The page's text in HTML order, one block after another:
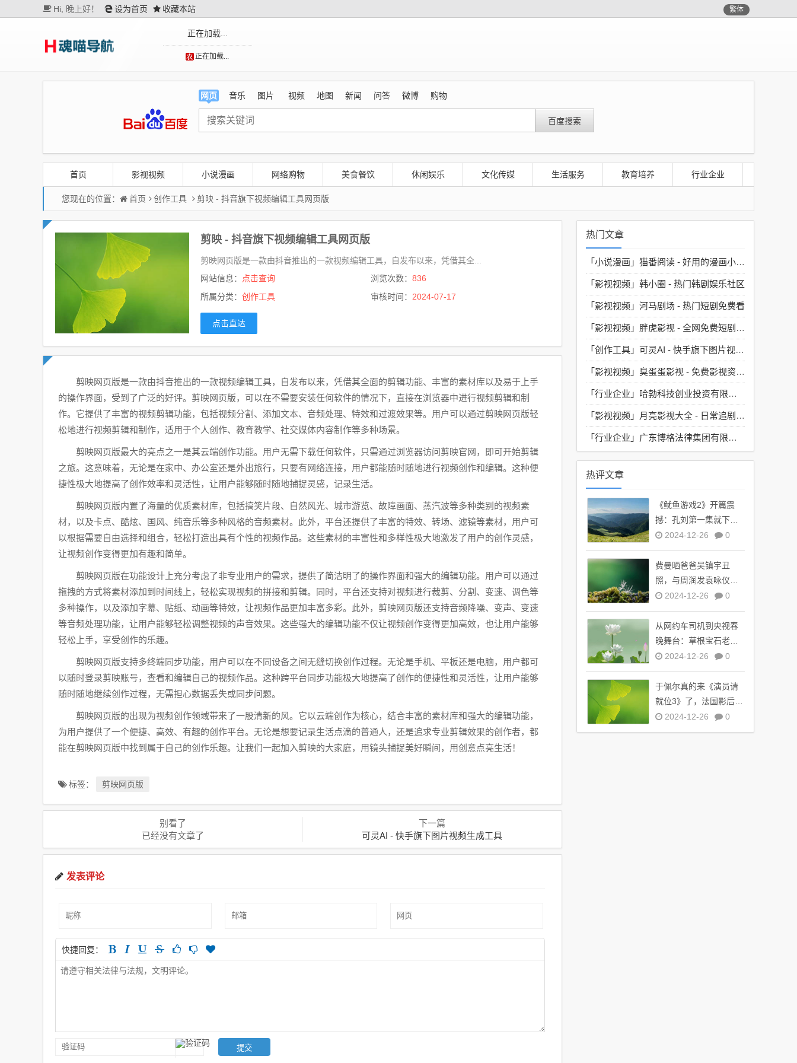
Hi, 晚上好！ 设为首页 收藏本站 繁体
正在加载...
正在加载...
网页 音乐 图片 视频 地图 新闻 问答 微博 购物
首页 影视视频 小说漫画 网络购物 美食餐饮 休闲娱乐 文化传媒 生活服务 教育培养 行业企业
您现在的位置： 首页 创作工具 剪映 - 抖音旗下视频编辑工具网页版
剪映 - 抖音旗下视频编辑工具网页版
剪映网页版是一款由抖音推出的一款视频编辑工具，自发布以来，凭借其全...
网站信息：
点击查询 浏览次数： 836
所属分类： 创作工具 审核时间： 2024-07-17
点击直达
剪映网页版是一款由抖音推出的一款视频编辑工具，自发布以来，凭借其全面的剪辑功能、丰富的素材库以及易于上手
的操作界面，受到了广泛的好评。剪映网页版，可以在不需要安装任何软件的情况下，直接在浏览器中进行视频剪辑和制
作。它提供了丰富的视频剪辑功能，包括视频分割、添加文本、音频处理、特效和过渡效果等。用户可以通过剪映网页版轻
松地进行视频剪辑和制作，适用于个人创作、教育教学、社交媒体内容制作等多种场景。
剪映网页版最大的亮点之一是其云端创作功能。用户无需下载任何软件，只需通过浏览器访问剪映官网，即可开始剪辑
之旅。这意味着，无论是在家中、办公室还是外出旅行，只要有网络连接，用户都能随时随地进行视频创作和编辑。这种便
捷性极大地提高了创作效率和灵活性，让用户能够随时随地捕捉灵感，记录生活。
剪映网页版内置了海量的优质素材库，包括搞笑片段、自然风光、城市游览、故障画面、蒸汽波等多种类别的视频素
材，以及卡点、酷炫、国风、纯音乐等多种风格的音频素材。此外，平台还提供了丰富的特效、转场、滤镜等素材，用户可
以根据需要自由选择和组合，轻松打造出具有个性的视频作品。这些素材的丰富性和多样性极大地激发了用户的创作灵感，
让视频创作变得更加有趣和简单。
剪映网页版在功能设计上充分考虑了非专业用户的需求，提供了简洁明了的操作界面和强大的编辑功能。用户可以通过
拖拽的方式将素材添加到时间线上，轻松实现视频的拼接和剪辑。同时，平台还支持对视频进行裁剪、分割、变速、调色等
多种操作，以及添加字幕、贴纸、动画等特效，让视频作品更加丰富多彩。此外，剪映网页版还支持音频降噪、变声、变速
等音频处理功能，让用户能够轻松调整视频的声音效果。这些强大的编辑功能不仅让视频创作变得更加高效，也让用户能够
轻松上手，享受创作的乐趣。
剪映网页版支持多终端同步功能，用户可以在不同设备之间无缝切换创作过程。无论是手机、平板还是电脑，用户都可
以随时登录剪映账号，查看和编辑自己的视频作品。这种跨平台同步功能极大地提高了创作的便捷性和灵活性，让用户能够
随时随地继续创作过程，无需担心数据丢失或同步问题。
剪映网页版的出现为视频创作领域带来了一股清新的风。它以云端创作为核心，结合丰富的素材库和强大的编辑功能，
为用户提供了一个便捷、高效、有趣的创作平台。无论是想要记录生活点滴的普通人，还是追求专业剪辑效果的创作者，都
能在剪映网页版中找到属于自己的创作乐趣。让我们一起加入剪映的大家庭，用镜头捕捉美好瞬间，用创意点亮生活！
标签： 剪映网页版
别看了
已经没有文章了
下一篇
可灵AI - 快手旗下图片视频生成工具
发表评论
快捷回复：
热门文章
「小说漫画」 猫番阅读 - 好用的漫画小说神器
「影视视频」 韩小圈 - 热门韩剧娱乐社区
「影视视频」 河马剧场 - 热门短剧免费看
「影视视频」 胖虎影视 - 全网免费短剧大全
「创作工具」 可灵AI - 快手旗下图片视频生成工具
「影视视频」 臭蛋蛋影视 - 免费影视资源汇聚地
「行业企业」 哈勃科技创业投资有限公司
「影视视频」 月亮影视大全 - 日常追剧必备的神器
「行业企业」 广东博格法律集团有限公司
热评文章
《鱿鱼游戏2》开篇震
撼：孔刘第一集就下线
了，引全球观众热议
2024-12-26 0
费曼晒爸爸吴镇宇丑
照，与周润发袁咏仪自
拍，自嘲“精神担当”
2024-12-26 0
从网约车司机到央视春
晚舞台：草根宝石老舅
的音乐逆袭之路
2024-12-26 0
于佩尔真的来《演员请
就位3》了，法国影后倾
情加盟引期待
2024-12-26 0